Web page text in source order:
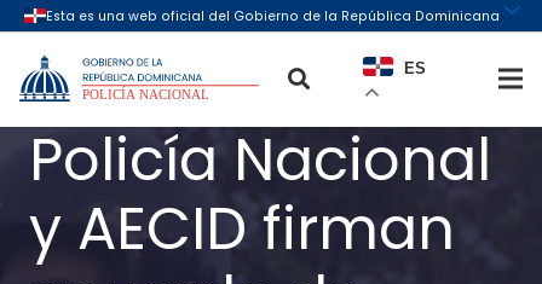
ES
Policía Nacional
y AECID firman